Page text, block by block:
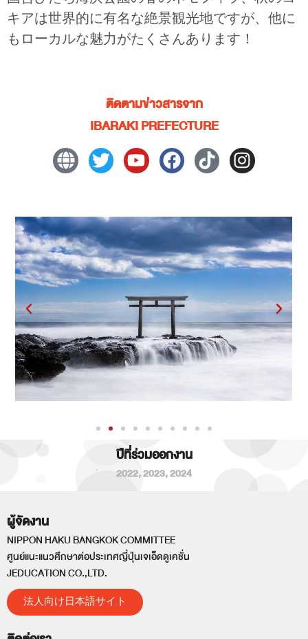
キアは世界的に有名な絶景観光地ですが、他に
もローカルな魅力がたくさんあります！
ติดตามข่าวสารจาก
IBARAKI PREFECTURE
ปีที่ร่วมออกงาน
2022,2023,2024
ผู้จัดงาน
NIPPON HAKU BANGKOK COMMITTEE
ศูนย์แนะแนวศึกษาต่อประเทศญี่ปุ่นเจเอ็ดดูเคชั่น
JEDUCATION CO.,LTD.
法人向け日本語サイト